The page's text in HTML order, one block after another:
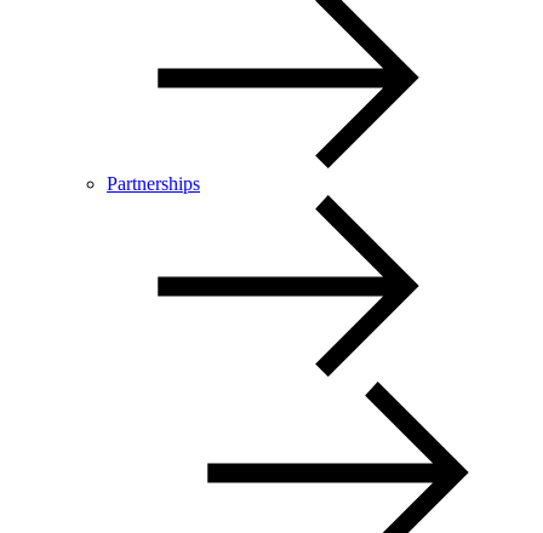
Partnerships